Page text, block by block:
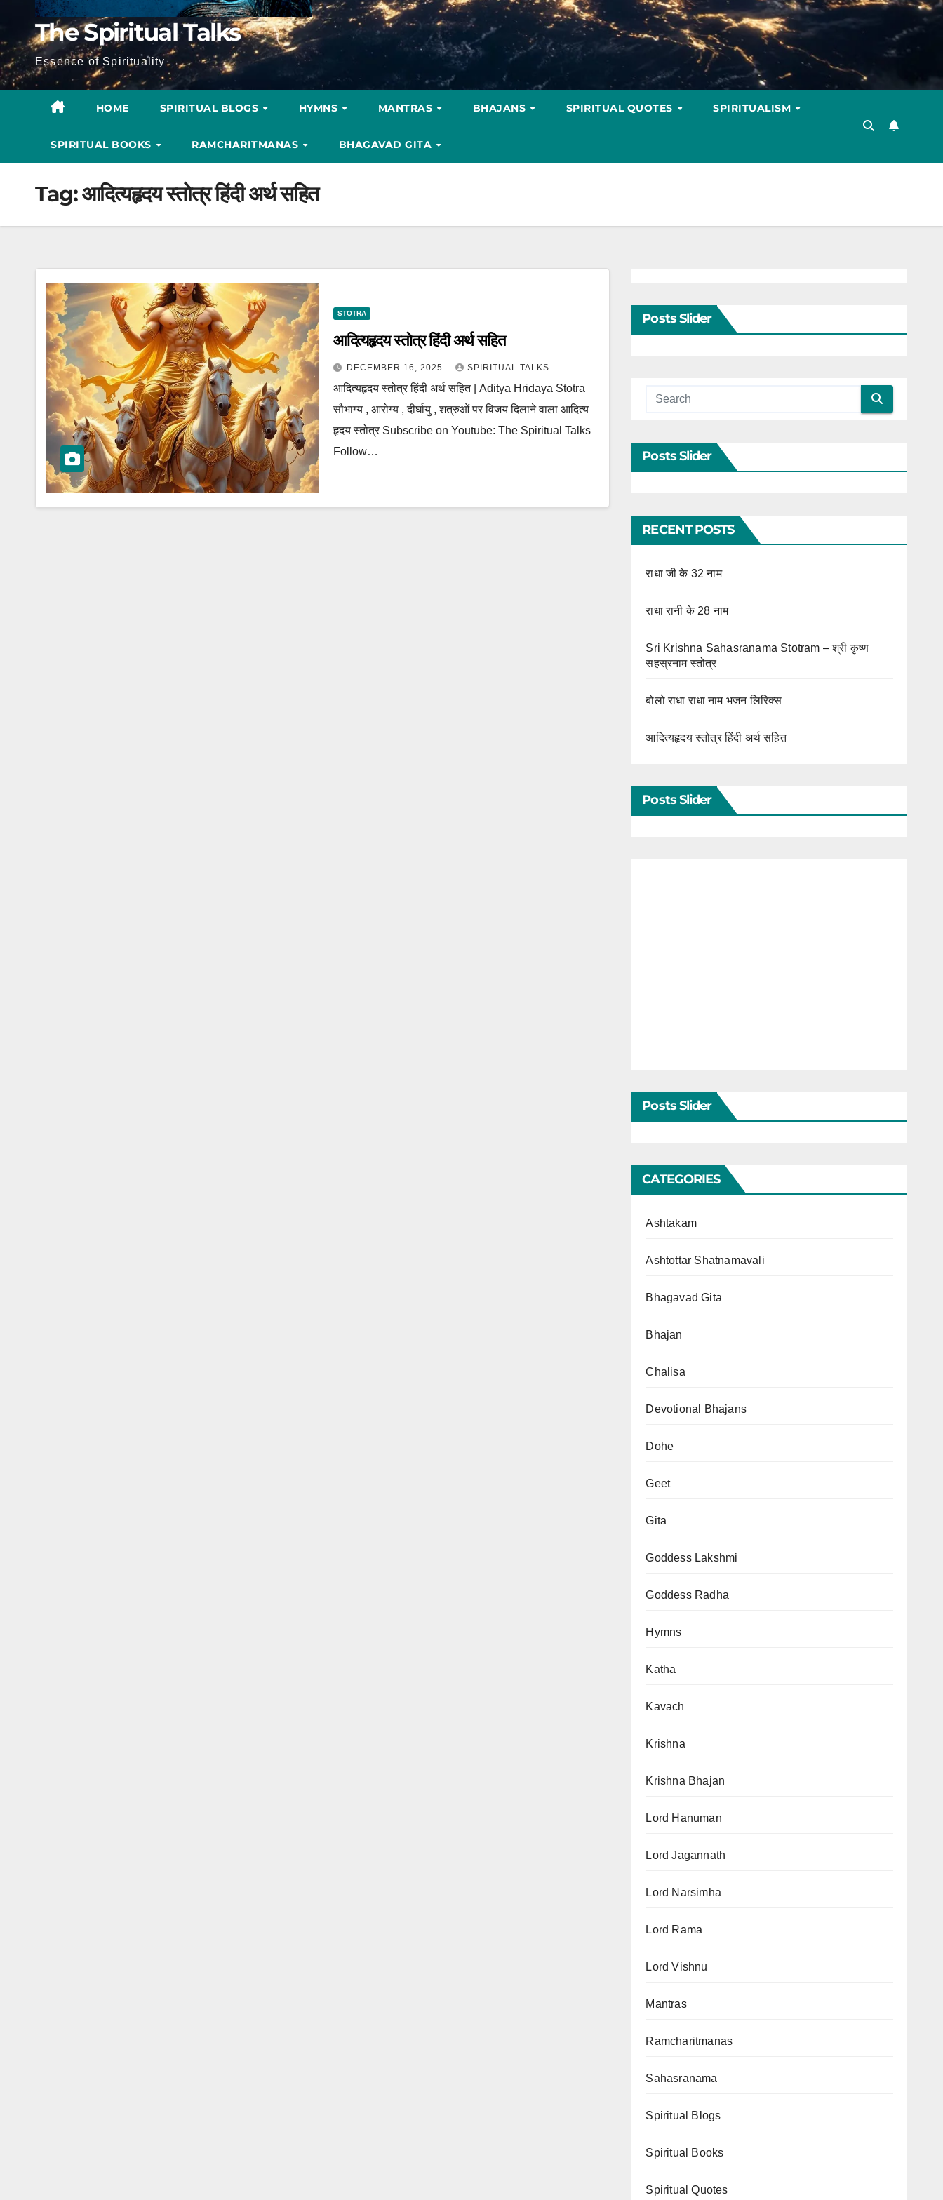
The Spiritual Talks
Essence of Spirituality
HOME SPIRITUAL BLOGS HYMNS MANTRAS BHAJANS SPIRITUAL QUOTES SPIRITUALISM
SPIRITUAL BOOKS RAMCHARITMANAS BHAGAVAD GITA
Tag:आदित्यहृदय स्तोत्र हिंदी अर्थ सहित
STOTRA
आदित्यहृदय स्तोत्र हिंदी अर्थ सहित
DECEMBER 16, 2025 SPIRITUAL TALKS
आदित्यहृदय स्तोत्र हिंदी अर्थ सहित | Aditya Hridaya Stotra
सौभाग्य , आरोग्य , दीर्घायु , शत्रुओं पर विजय दिलाने वाला आदित्य
हृदय स्तोत्र Subscribe on Youtube: The Spiritual Talks
Follow…
Posts Slider
Posts Slider
RECENT POSTS
राधा जी के 32 नाम
राधा रानी के 28 नाम
Sri Krishna Sahasranama Stotram – श्री कृष्ण
सहस्रनाम स्तोत्र
बोलो राधा राधा नाम भजन लिरिक्स
आदित्यहृदय स्तोत्र हिंदी अर्थ सहित
Posts Slider
Posts Slider
CATEGORIES
Ashtakam
Ashtottar Shatnamavali
Bhagavad Gita
Bhajan
Chalisa
Devotional Bhajans
Dohe
Geet
Gita
Goddess Lakshmi
Goddess Radha
Hymns
Katha
Kavach
Krishna
Krishna Bhajan
Lord Hanuman
Lord Jagannath
Lord Narsimha
Lord Rama
Lord Vishnu
Mantras
Ramcharitmanas
Sahasranama
Spiritual Blogs
Spiritual Books
Spiritual Quotes